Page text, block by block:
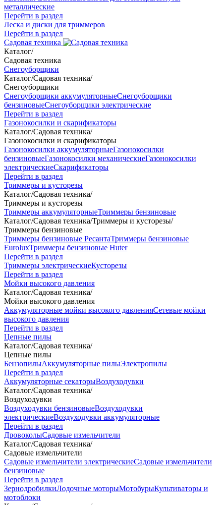
металлические
Перейти в раздел
Леска и диски для триммеров
Перейти в раздел
Садовая техника
Каталог/
Садовая техника
Снегоуборщики
Каталог/Садовая техника/
Снегоуборщики
Снегоуборщики аккумуляторныеСнегоуборщики
бензиновыеСнегоуборщики электрические
Перейти в раздел
Газонокосилки и скарификаторы
Каталог/Садовая техника/
Газонокосилки и скарификаторы
Газонокосилки аккумуляторныеГазонокосилки
бензиновыеГазонокосилки механическиеГазонокосилки
электрическиеСкарификаторы
Перейти в раздел
Триммеры и кусторезы
Каталог/Садовая техника/
Триммеры и кусторезы
Триммеры аккумуляторныеТриммеры бензиновые
Каталог/Садовая техника/Триммеры и кусторезы/
Триммеры бензиновые
Триммеры бензиновые РесантаТриммеры бензиновые
EuroluxТриммеры бензиновые Huter
Перейти в раздел
Триммеры электрическиеКусторезы
Перейти в раздел
Мойки высокого давления
Каталог/Садовая техника/
Мойки высокого давления
Аккумуляторные мойки высокого давленияСетевые мойки
высокого давления
Перейти в раздел
Цепные пилы
Каталог/Садовая техника/
Цепные пилы
БензопилыАккумуляторные пилыЭлектропилы
Перейти в раздел
Аккумуляторные секаторыВоздуходувки
Каталог/Садовая техника/
Воздуходувки
Воздуходувки бензиновыеВоздуходувки
электрическиеВоздуходувки аккумуляторные
Перейти в раздел
ДровоколыСадовые измельчители
Каталог/Садовая техника/
Садовые измельчители
Садовые измельчители электрическиеСадовые измельчители
бензиновые
Перейти в раздел
ЗернодробилкиЛодочные моторыМотобурыКультиваторы и
мотоблоки